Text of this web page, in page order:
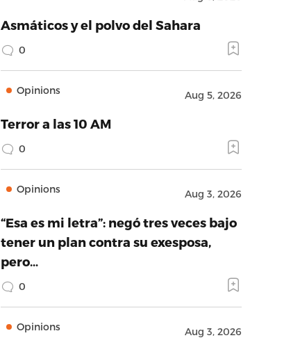
Asmáticos y el polvo del Sahara
0
Opinions Aug 5, 2026
Terror a las 10 AM
0
Opinions Aug 3, 2026
“Esa es mi letra”: negó tres veces bajo
tener un plan contra su exesposa,
pero…
0
Opinions Aug 3, 2026